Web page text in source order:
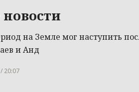
на Земле мог наступить
и Анд
20:07